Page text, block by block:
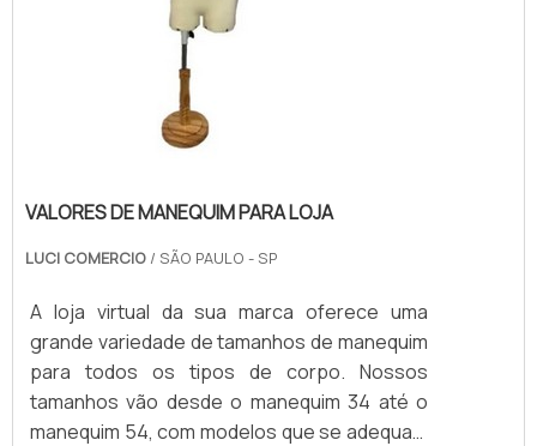
VALORES DE MANEQUIM PARA LOJA
LUCI COMERCIO / SÃO PAULO - SP
A loja virtual da sua marca oferece uma
grande variedade de tamanhos de manequim
para todos os tipos de corpo. Nossos
tamanhos vão desde o manequim 34 até o
manequim 54, com modelos que se adequam